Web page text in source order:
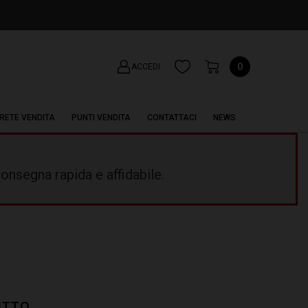
ACCEDI 0
RETE VENDITA PUNTI VENDITA CONTATTACI NEWS
rapida e affidabile.